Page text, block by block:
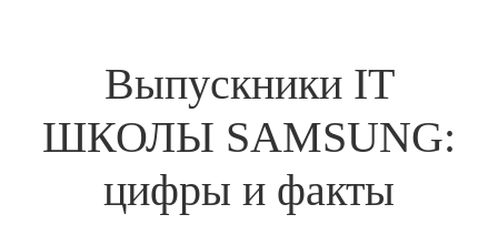
Выпускники IT
ШКОЛЫ SAMSUNG:
цифры и факты